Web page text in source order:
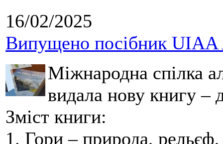
16/02/2025
Випущено посібник
Міжнародна спілка
видала нову книгу –
Зміст книги:
1. Гори – природа,